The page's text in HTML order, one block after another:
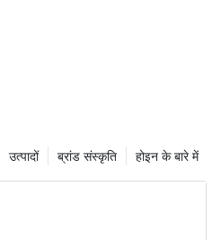
होइन के बारे में
ब्रांड संस्कृति
उत्पादों